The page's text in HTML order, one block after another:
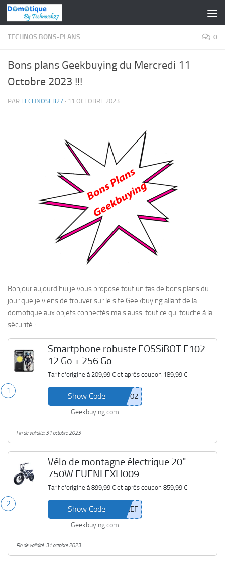
Skip to content
TECHNOS BONS-PLANS 0
Bons plans Geekbuying du Mercredi 11
Octobre 2023 !!!
PAR TECHNOSEB27 · 11 OCTOBRE 2023
Bonjour aujourd’hui je vous propose tout un tas de bons plans du
jour que je viens de trouver sur le site Geekbuying allant de la
domotique aux objets connectés mais aussi tout ce qui touche à la
sécurité :
1
Smartphone robuste FOSSiBOT F102
12 Go + 256 Go
Tarif d'origine à 209,99 €et après coupon 189,99 €
Show Code
Geekbuying.com
Fin de validité: 31 octobre 2023
2
Vélo de montagne électrique 20"
750W EUENI FXH009
Tarif d'origine à899,99 €et après coupon 859,99 €
Show Code
Geekbuying.com
Fin de validité: 31 octobre 2023